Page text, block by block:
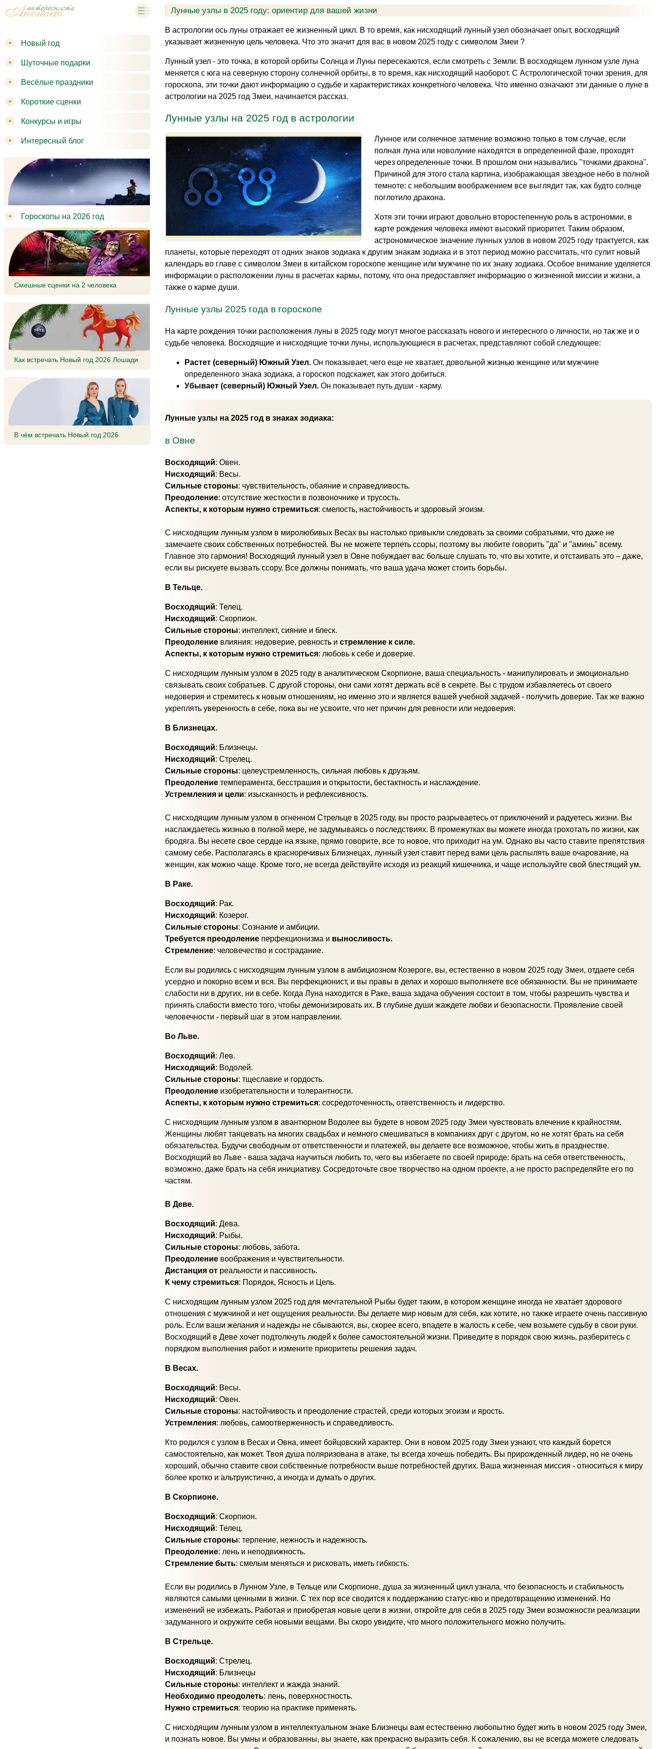
Лунные узлы в 2025 году: ориентир для вашей жизни
В астрологии ось луны отражает ее жизненный цикл. В то время, как нисходящий лунный узел обозначает опыт, восходящий
указывает жизненную цель человека. Что это значит для вас в новом 2025 году с символом Змеи ?
Лунный узел - это точка, в которой орбиты Солнца и Луны пересекаются, если смотреть с Земли. В восходящем лунном узле луна
меняется с юга на северную сторону солнечной орбиты, в то время, как нисходящий наоборот. С Астрологической точки зрения, для
гороскопа, эти точки дают информацию о судьбе и характеристиках конкретного человека. Что именно означают эти данные о луне в
астрологии на 2025 год Змеи, начинается рассказ.
Лунные узлы на 2025 год в астрологии
Лунное или солнечное затмение возможно только в том случае, если
полная луна или новолуние находятся в определенной фазе, проходят
через определенные точки. В прошлом они назывались "точками дракона".
Причиной для этого стала картина, изображающая звездное небо в полной
темноте: с небольшим воображением все выглядит так, как будто солнце
поглотило дракона.
Хотя эти точки играют довольно второстепенную роль в астрономии, в
карте рождения человека имеют высокий приоритет. Таким образом,
астрономическое значение лунных узлов в новом 2025 году трактуется, как
планеты, которые переходят от одних знаков зодиака к другим знакам зодиака и в этот период можно рассчитать, что сулит новый
календарь во главе с символом Змеи в китайском гороскопе женщине или мужчине по их знаку зодиака. Особое внимание уделяется
информации о расположении луны в расчетах кармы, потому, что она предоставляет информацию о жизненной миссии и жизни, а
также о карме души.
Лунные узлы 2025 года в гороскопе
На карте рождения точки расположения луны в 2025 году могут многое рассказать нового и интересного о личности, но так же и о
судьбе человека. Восходящие и нисходящие точки луны, использующиеся в расчетах, представляют собой следующее:
Растет (северный) Южный Узел. Он показывает, чего еще не хватает, довольной жизнью женщине или мужчине
определенного знака зодиака, а гороскоп подскажет, как этого добиться.
Убывает (северный) Южный Узел. Он показывает путь души - карму.
Лунные узлы на 2025 год в знаках зодиака:
в Овне
Восходящий: Овен.
Нисходящий: Весы.
Сильные стороны: чувствительность, обаяние и справедливость.
Преодоление: отсутствие жесткости в позвоночнике и трусость.
Аспекты, к которым нужно стремиться: смелость, настойчивость и здоровый эгоизм.
С нисходящим лунным узлом в миролюбивых Весах вы настолько привыкли следовать за своими собратьями, что даже не
замечаете своих собственных потребностей. Вы не можете терпеть ссоры, поэтому вы любите говорить "да" и "аминь" всему.
Главное это гармония! Восходящий лунный узел в Овне побуждает вас больше слушать то, что вы хотите, и отстаивать это – даже,
если вы рискуете вызвать ссору. Все должны понимать, что ваша удача может стоить борьбы.
В Тельце.
Восходящий: Телец.
Нисходящий: Скорпион.
Сильные стороны: интеллект, сияние и блеск.
Преодоление влияния: недоверие, ревность и стремление к силе.
Аспекты, к которым нужно стремиться: любовь к себе и доверие.
С нисходящим лунным узлом в 2025 году в аналитическом Скорпионе, ваша специальность - манипулировать и эмоционально
связывать своих собратьев. С другой стороны, они сами хотят держать всё в секрете. Вы с трудом избавляетесь от своего
недоверия и стремитесь к новым отношениям, но именно это и является вашей учебной задачей - получить доверие. Так же важно
укреплять уверенность в себе, пока вы не усвоите, что нет причин для ревности или недоверия.
В Близнецах.
Восходящий: Близнецы.
Нисходящий: Стрелец.
Сильные стороны: целеустремленность, сильная любовь к друзьям.
Преодоление темперамента, бесстрашия и открытости, бестактность и наслаждение.
Устремления и цели: изысканность и рефлексивность.
С нисходящим лунным узлом в огненном Стрельце в 2025 году, вы просто разрываетесь от приключений и радуетесь жизни. Вы
наслаждаетесь жизнью в полной мере, не задумываясь о последствиях. В промежутках вы можете иногда грохотать по жизни, как
бродяга. Вы несете свое сердце на языке, прямо говорите, все то новое, что приходит на ум. Однако вы часто ставите препятствия
самому себе. Располагаясь в красноречивых Близнецах, лунный узел ставит перед вами цель распылять ваше очарование, на
женщин, как можно чаще. Кроме того, не всегда действуйте исходя из реакций кишечника, и чаще используйте свой блестящий ум.
В Раке.
Восходящий: Рак.
Нисходящий: Козерог.
Сильные стороны: Сознание и амбиции.
Требуется преодоление перфекционизма и выносливость.
Стремление: человечество и сострадание.
Если вы родились с нисходящим лунным узлом в амбициозном Козероге, вы, естественно в новом 2025 году Змеи, отдаете себя
усердно и покорно всем и вся. Вы перфекционист, и вы правы в делах и хорошо выполняете все обязанности. Вы не принимаете
слабости ни в других, ни в себе. Когда Луна находится в Раке, ваша задача обучения состоит в том, чтобы разрешить чувства и
принять слабости вместо того, чтобы демонизировать их. В глубине души жаждете любви и безопасности. Проявление своей
человечности - первый шаг в этом направлении.
Во Льве.
Восходящий: Лев.
Нисходящий: Водолей.
Сильные стороны: тщеславие и гордость.
Преодоление изобретательности и толерантности.
Аспекты, к которым нужно стремиться: сосредоточенность, ответственность и лидерство.
С нисходящим лунным узлом в авантюрном Водолее вы будете в новом 2025 году Змеи чувствовать влечение к крайностям.
Женщины любят танцевать на многих свадьбах и немного смешиваться в компаниях друг с другом, но не хотят брать на себя
обязательства. Будучи свободным от ответственности и платежей, вы делаете все возможное, чтобы жить в празднестве.
Восходящий во Льве - ваша задача научиться любить то, чего вы избегаете по своей природе: брать на себя ответственность,
возможно, даже брать на себя инициативу. Сосредоточьте свое творчество на одном проекте, а не просто распределяйте его по
частям.
В Деве.
Восходящий: Дева.
Нисходящий: Рыбы.
Сильные стороны: любовь, забота.
Преодоление воображения и чувствительности.
Дистанция от реальности и пассивность.
К чему стремиться: Порядок, Ясность и Цель.
С нисходящим лунным узлом 2025 год для мечтательной Рыбы будет таким, в котором женщине иногда не хватает здорового
отношения с мужчиной и нет ощущения реальности. Вы делаете мир новым для себя, как хотите, но также играете очень пассивную
роль. Если ваши желания и надежды не сбываются, вы, скорее всего, впадете в жалость к себе, чем возьмете судьбу в свои руки.
Восходящий в Деве хочет подтолкнуть людей к более самостоятельной жизни. Приведите в порядок свою жизнь, разберитесь с
порядком выполнения работ и измените приоритеты решения задач.
В Весах.
Восходящий: Весы.
Нисходящий: Овен.
Сильные стороны: настойчивость и преодоление страстей, среди которых эгоизм и ярость.
Устремления: любовь, самоотверженность и справедливость.
Кто родился с узлом в Весах и Овна, имеет бойцовский характер. Они в новом 2025 году Змеи узнают, что каждый борется
самостоятельно, как может. Твоя душа поляризована в атаке, ты всегда хочешь победить. Вы прирожденный лидер, но не очень
хороший, обычно ставите свои собственные потребности выше потребностей других. Ваша жизненная миссия - относиться к миру
более кротко и альтруистично, а иногда и думать о других.
В Скорпионе.
Восходящий: Скорпион.
Нисходящий: Телец.
Сильные стороны: терпение, нежность и надежность.
Преодоление: лень и неподвижность.
Стремление быть: смелым меняться и рисковать, иметь гибкость.
Если вы родились в Лунном Узле, в Тельце или Скорпионе, душа за жизненный цикл узнала, что безопасность и стабильность
являются самыми ценными в жизни. С тех пор все сводится к поддержанию статус-кво и предотвращению изменений. Но
изменений не избежать. Работая и приобретая новые цели в жизни, откройте для себя в 2025 году Змеи возможности реализации
задуманного и окружите себя новыми вещами. Вы скоро увидите, что много положительного можно получить.
В Стрельце.
Восходящий: Стрелец.
Нисходящий: Близнецы
Сильные стороны: интеллект и жажда знаний.
Необходимо преодолеть: лень, поверхностность.
Нужно стремиться: теорию на практике применять.
С нисходящим лунным узлом в интеллектуальном знаке Близнецы вам естественно любопытно будет жить в новом 2025 году Змеи,
и познать новое. Вы умны и образованны, вы знаете, как прекрасно выразить себя. К сожалению, вы не всегда можете следовать
Новый год
Шуточные подарки
Весёлые праздники
Короткие сценки
Конкурсы и игры
Интересный блог
Гороскопы на 2026 год
Смешные сценки на 2 человека
Как встречать Новый год 2026 Лошади
В чём встречать Новый год 2026